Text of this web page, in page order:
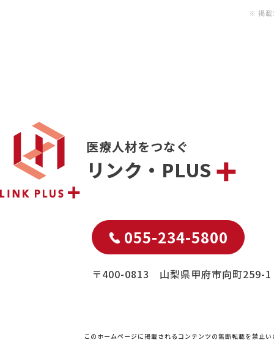
※ 掲載
医療人材をつなぐ
リンク・PLUS
055-234-5800
〒400-0813 山梨県甲府市向町259-1
このホームページに掲載されるコンテンツの無断転載を禁止い